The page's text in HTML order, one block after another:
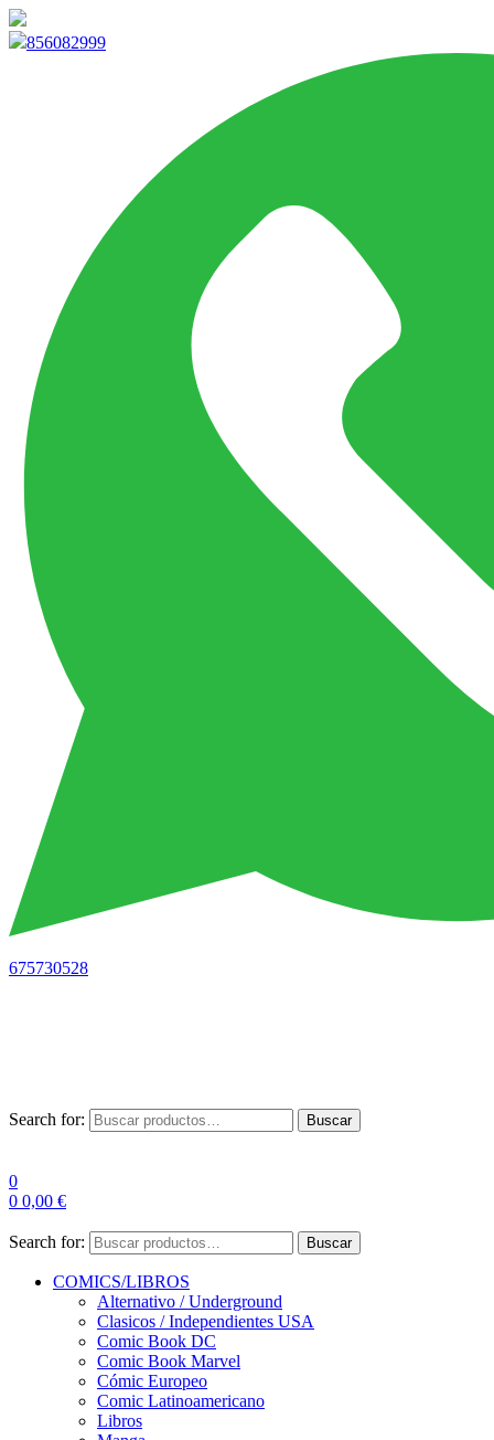
856082999
675730528
Search for: Buscar
0
0 0,00 €
Search for: Buscar
COMICS/LIBROS
Alternativo / Underground
Clasicos / Independientes USA
Comic Book DC
Comic Book Marvel
Cómic Europeo
Comic Latinoamericano
Libros